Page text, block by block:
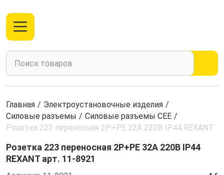
Главная / Электроустановочные изделия /
Силовые разъемы / Силовые разъемы CEE /
Розетка 223 переносная 2Р+РЕ 32А 220В IP44 REXANT
Розетка 223 переносная 2Р+РЕ 32А 220В IP44
REXANT арт. 11-8921